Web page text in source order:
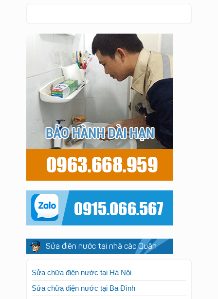
Sửa điện nước tại nhà các Quận
Sửa chữa điện nước tại Hà Nội
Sửa chữa điện nước tại Ba Đình